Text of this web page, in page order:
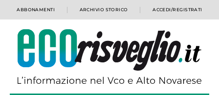
ABBONAMENTI ARCHIVIO STORICO ACCEDI/REGISTRATI